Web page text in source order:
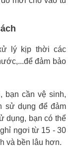
lý kịp thời các
đảm bảo
bạn cần vệ sinh,
sử dụng để đảm
dụng, bạn có thể
ngơi từ 15 - 30
và bền lâu hơn.